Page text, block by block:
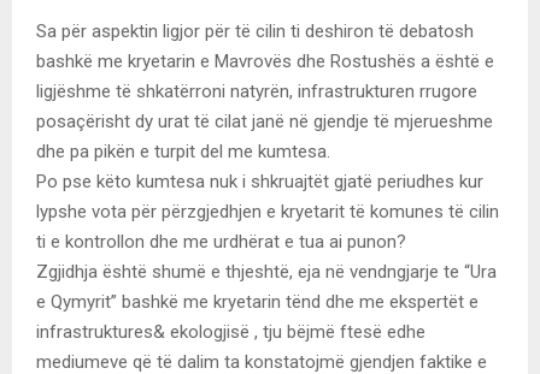
Sa për aspektin ligjor për të cilin ti deshiron të debatosh
bashkë me kryetarin e Mavrovës dhe Rostushës a është e
ligjëshme të shkatërroni natyrën, infrastrukturen rrugore
posaçërisht dy urat të cilat janë në gjendje të mjerueshme
dhe pa pikën e turpit del me kumtesa.
Po pse këto kumtesa nuk i shkruajtët gjatë periudhes kur
lypshe vota për përzgjedhjen e kryetarit të komunes të cilin
ti e kontrollon dhe me urdhërat e tua ai punon?
Zgjidhja është shumë e thjeshtë, eja në vendngjarje te “Ura
e Qymyrit” bashkë me kryetarin tënd dhe me ekspertët e
infrastruktures& ekologjisë , tju bëjmë ftesë edhe
mediumeve që të dalim ta konstatojmë gjendjen faktike e